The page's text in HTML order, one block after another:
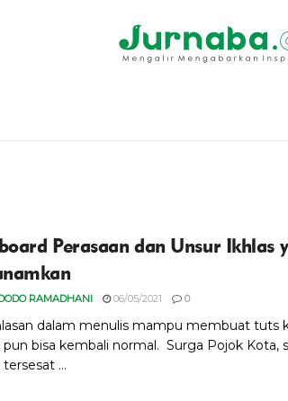
Perasaan dan Unsur Ikhlas
RAMADHANI 06/05/2021 0
dalam menulis mampu membuat tuts
pun bisa kembali normal. Surga Pojok Kota,
tersesat ...